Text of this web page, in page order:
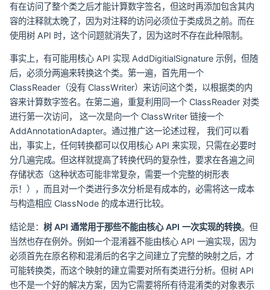
有在访问了整个类之后才能计算数字签名，但这时再添加包含其内
容的注释就太晚了，因为对注释的访问必须位于类成员之前。而在
使用树 API 时，这个问题就消失了，因为这时不存在此种限制。
事实上，有可能用核心 API 实现 AddDigitialSignature 示例，但随
后，必须分两遍来转换这个类。第一遍，首先用一个
ClassReader（没有 ClassWriter）来访问这个类，以根据类的内
容来计算数字签名。在第二遍，重复利用同一个 ClassReader 对类
进行第一次访问， 这一次是向一个 ClassWriter 链接一个
AddAnnotationAdapter。通过推广这一论述过程， 我们可以看
出，事实上，任何转换都可以仅用核心 API 来实现，只需在必要时
分几遍完成。但这样就提高了转换代码的复杂性，要求在各遍之间
存储状态（这种状态可能非常复杂，需要一个完整的树形表
示！），而且对一个类进行多次分析是有成本的，必需将这一成本
与构造相应 ClassNode 的成本进行比较。
结论是： 树 API 通常用于那些不能由核心 API 一次实现的转换。但
当然也存在例外。例如一个混淆器不能由核心 API 一遍实现，因为
必须首先在原名称和混淆后的名字之间建立了完整的映射之后，才
可能转换类，而这个映射的建立需要对所有类进行分析。但树 API
也不是一个好的解决方案，因为它需要将所有待混淆类的对象表示